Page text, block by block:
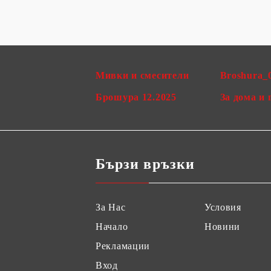
Мивки и смесители
Брошура 12.2025 За дома и
Бързи връзки
За Нас
Начало
Рекламации
Вход
Условия
Новини